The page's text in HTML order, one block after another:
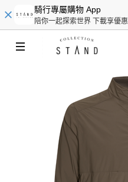
騎行專屬購物 App
陪你一起探索世界 下載享優惠